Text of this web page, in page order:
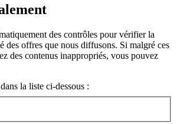
des contrôles pour vérifier la
des offres que nous diffusons. Si malgré ces
des contenus inappropriés, vous pouvez
la liste ci-dessous :